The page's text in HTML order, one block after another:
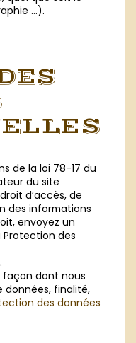
…).
de la loi 78-17 du
du site
d’accès, de
des informations
envoyez un
Protection des
façon dont nous
données, finalité,
des données